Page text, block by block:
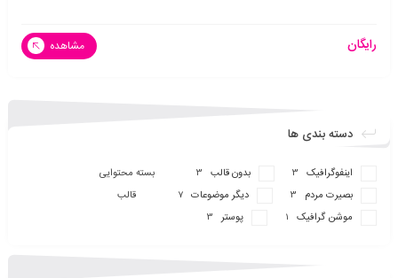
رایگان مشاهده
دسته بندی ها
اینفو‌گرافیک 3 بدون قالب 3
بسته محتوایی
بصیرت مردم
3 دیگر موضوعات 7
قالب
موشن گرافیک
1 پوستر 3